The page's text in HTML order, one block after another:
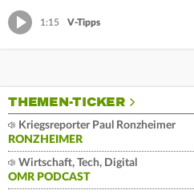
1:15 V-Tipps
THEMEN-TICKER
Kriegsreporter Paul Ronzheimer
RONZHEIMER
Wirtschaft, Tech, Digital
OMR PODCAST